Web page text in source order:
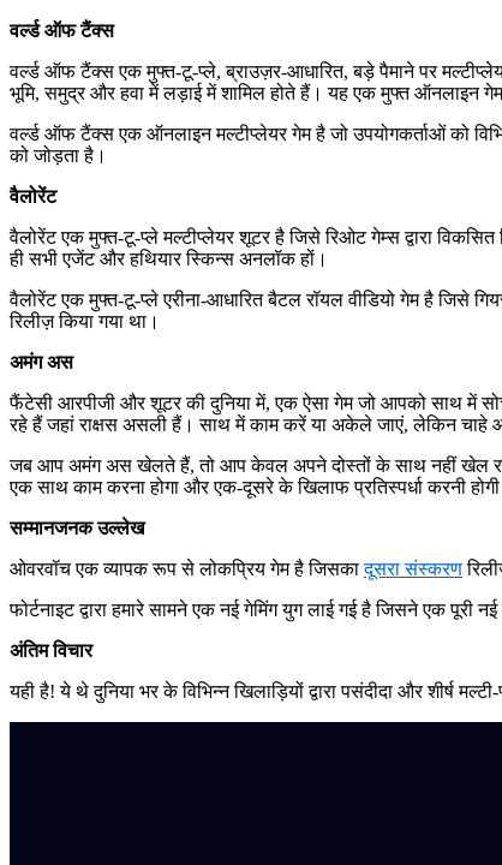
वर्ल्ड ऑफ टैंक्स
वर्ल्ड ऑफ टैंक्स एक मुफ्त-टू-प्ले, ब्राउज़र-आधारित, बड़े पैमाने पर
भूमि, समुद्र और हवा में लड़ाई में शामिल होते हैं। यह एक मुफ्त
वर्ल्ड ऑफ टैंक्स एक ऑनलाइन मल्टीप्लेयर गेम है जो उपयोगकर्ताओं को
को जोड़ता है।
वैलोरेंट
वैलोरेंट एक मुफ्त-टू-प्ले मल्टीप्लेयर शूटर है जिसे रिओट गेम्स द्वारा
ही सभी एजेंट और हथियार स्किन्स अनलॉक हों।
वैलोरेंट एक मुफ्त-टू-प्ले एरीना-आधारित बैटल रॉयल वीडियो गेम है जिसे
रिलीज़ किया गया था।
अमंग अस
फैंटेसी आरपीजी और शूटर की दुनिया में, एक ऐसा गेम जो आपको साथ में
रहे हैं जहां राक्षस असली हैं। साथ में काम करें या अकेले जाएं, लेकिन चाहे
जब आप अमंग अस खेलते हैं, तो आप केवल अपने दोस्तों के साथ नहीं खेल रहे
एक साथ काम करना होगा और एक-दूसरे के खिलाफ प्रतिस्पर्धा करनी
सम्मानजनक उल्लेख
ओवरवॉच एक व्यापक रूप से लोकप्रिय गेम है जिसकादूसरा संस्करण
फोर्टनाइट द्वारा हमारे सामने एक नई गेमिंग युग लाई गई है जिसने एक पूरी
अंतिम विचार
यही है! ये थे दुनिया भर के विभिन्न खिलाड़ियों द्वारा पसंदीदा और शीर्ष